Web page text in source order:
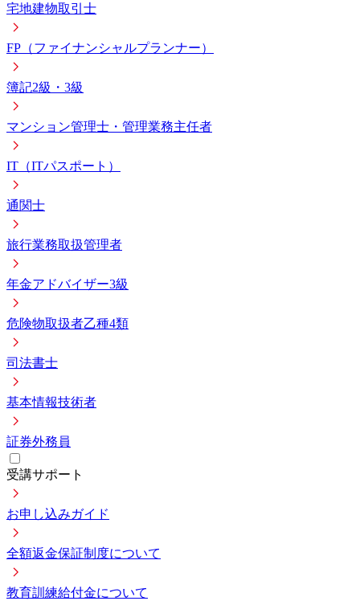
宅地建物取引士
FP（ファイナンシャルプランナー）
簿記2級・3級
マンション管理士・管理業務主任者
IT（ITパスポート）
通関士
旅行業務取扱管理者
年金アドバイザー3級
危険物取扱者乙種4類
司法書士
基本情報技術者
証券外務員
受講サポート
お申し込みガイド
全額返金保証制度について
教育訓練給付金について